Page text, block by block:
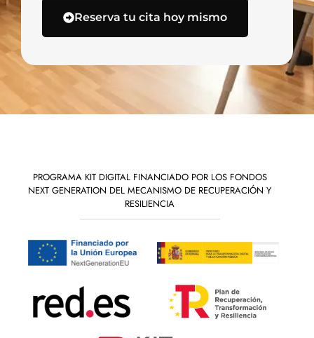
Reserva tu cita hoy mismo
PROGRAMA KIT DIGITAL FINANCIADO POR LOS FONDOS
NEXT GENERATION DEL MECANISMO DE RECUPERACIÓN Y
RESILIENCIA